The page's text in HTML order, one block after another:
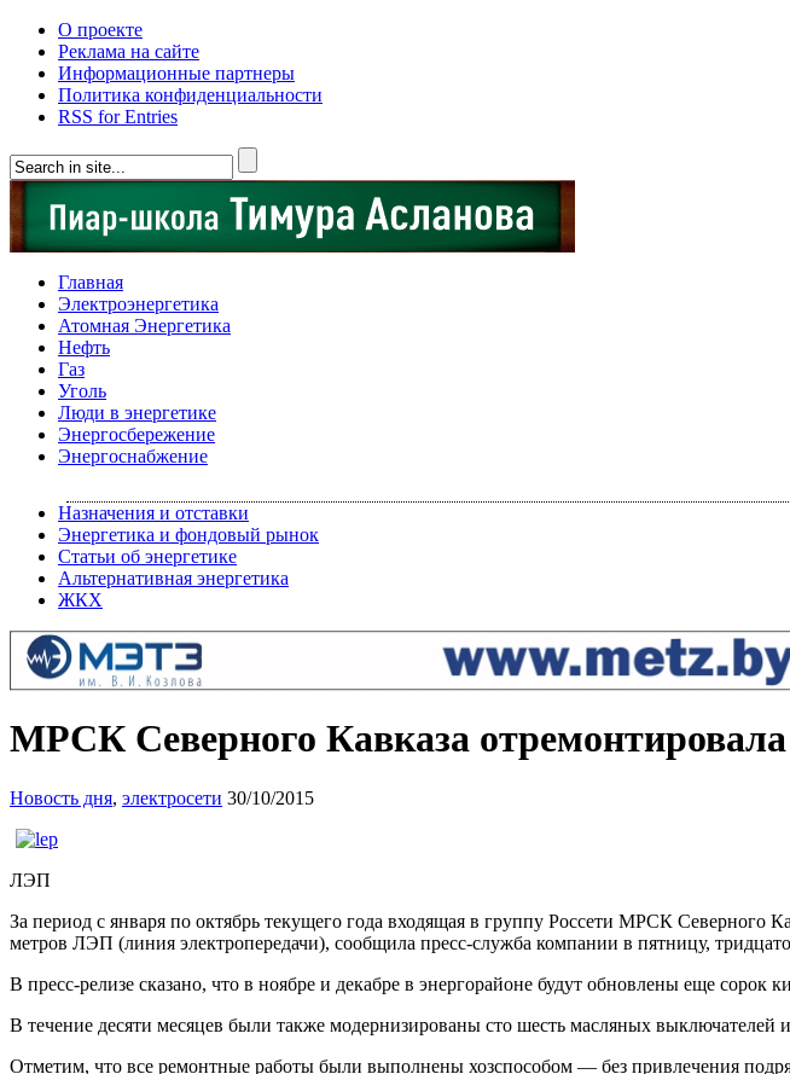
О проекте
Реклама на сайте
Информационные партнеры
Политика конфиденциальности
RSS for Entries
Главная
Электроэнергетика
Атомная Энергетика
Нефть
Газ
Уголь
Люди в энергетике
Энергосбережение
Энергоснабжение
Назначения и отставки
Энергетика и фондовый рынок
Статьи об энергетике
Альтернативная энергетика
ЖКХ
МРСК Северного Кавказа
Новость дня, электросети 30/10/2015
ЛЭП
За период с января по октябрь текущего года входящая в группу Россети МРСК Северного
метров ЛЭП (линия электропередачи), сообщила пресс-служба компании в пятницу,
В пресс-релизе сказано, что в ноябре и декабре в энергорайоне будут обновлены еще сорок
В течение десяти месяцев были также модернизированы сто шесть масляных выключателей
Отметим, что все ремонтные работы были выполнены хозспособом — без привлечения